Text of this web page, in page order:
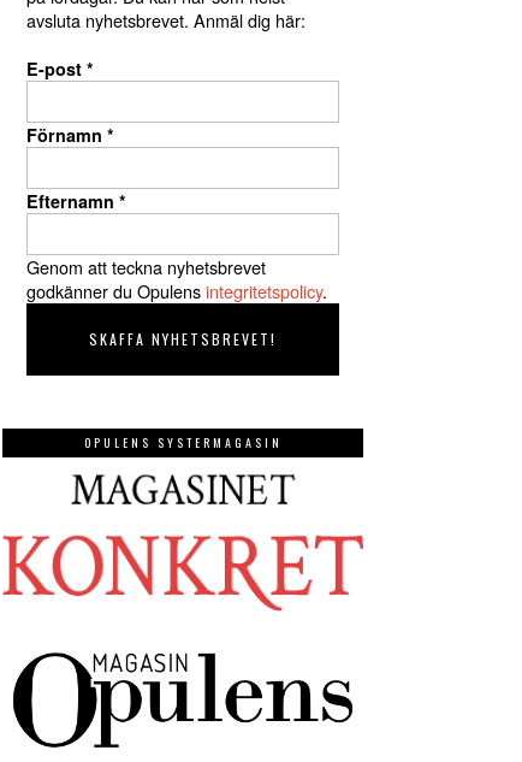
avsluta nyhetsbrevet. Anmäl dig här:
E-post *
Förnamn *
Efternamn *
Genom att teckna nyhetsbrevet
godkänner du Opulensintegritetspolicy.
OPULENS SYSTERMAGASIN